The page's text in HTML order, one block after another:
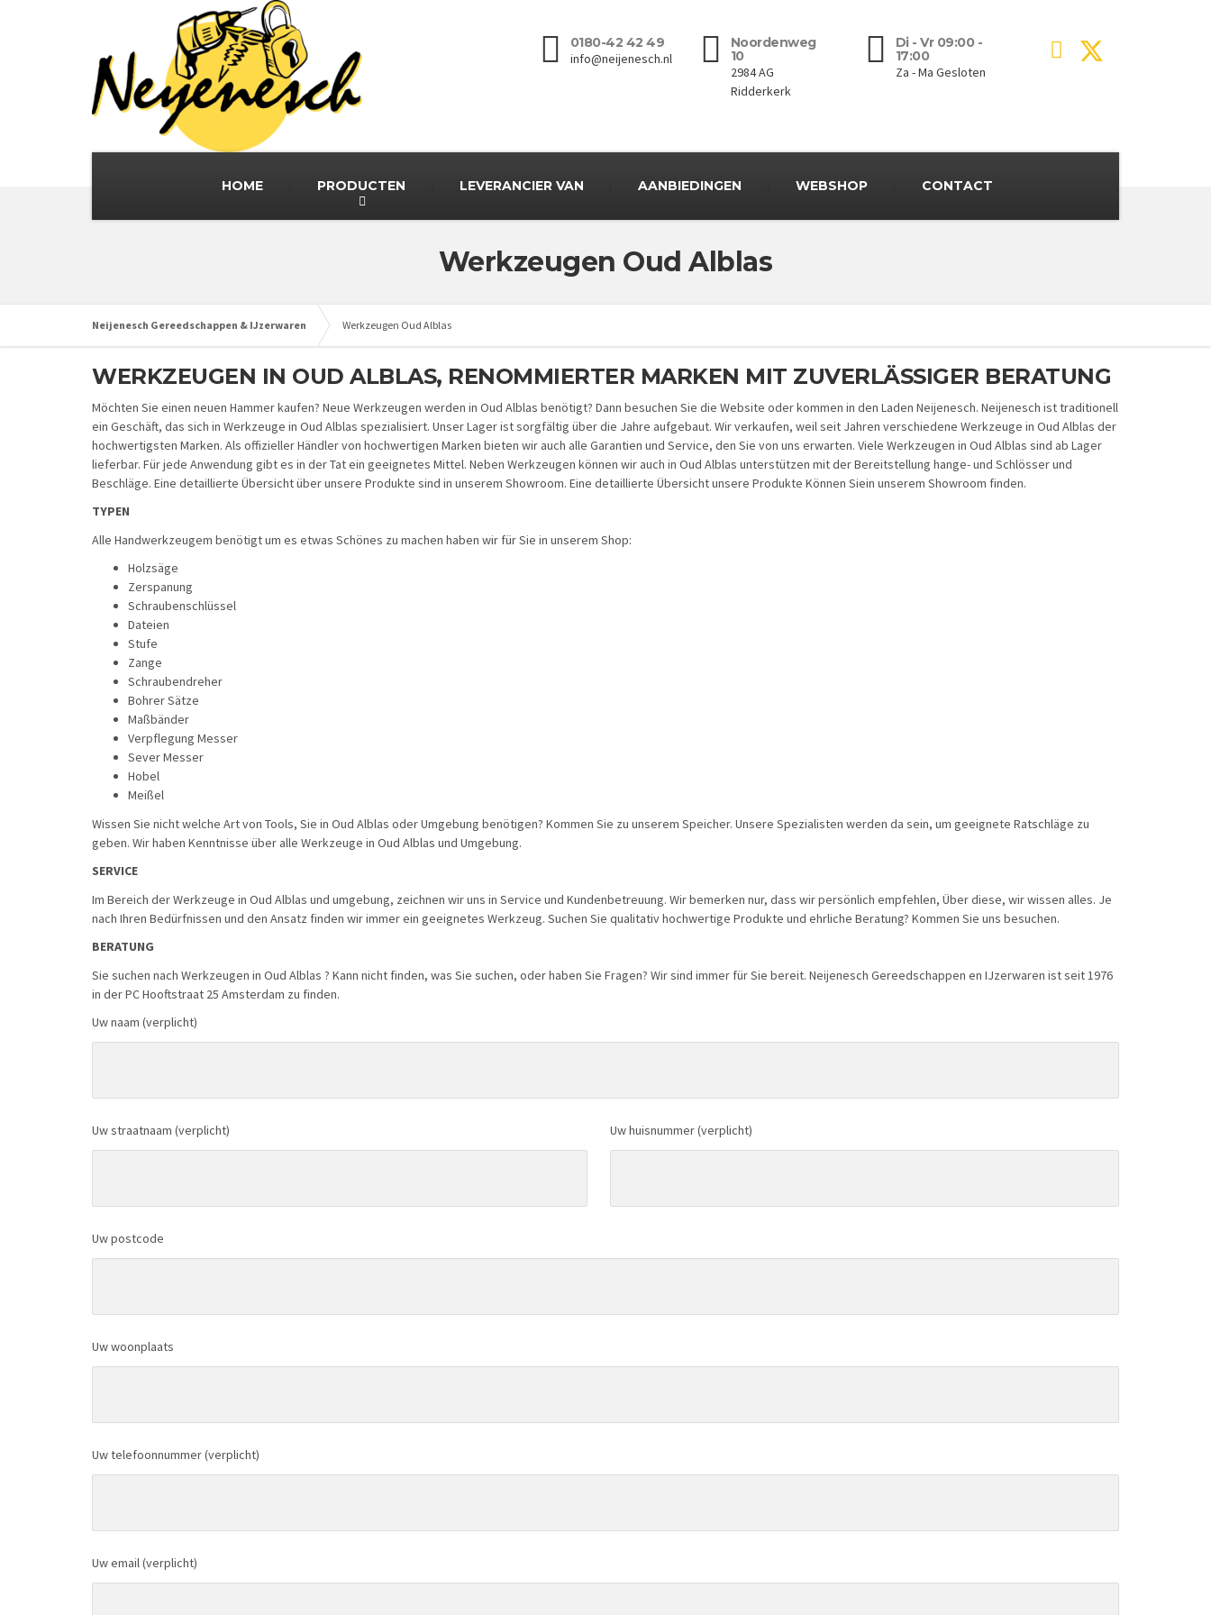
0180-42 42 49
info@neijenesch.nl
Noordenweg
10
2984 AG
Ridderkerk
Di - Vr 09:00 -
17:00
Za - Ma Gesloten
HOME PRODUCTEN LEVERANCIER VAN AANBIEDINGEN WEBSHOP CONTACT
Werkzeugen Oud Alblas
Neijenesch Gereedschappen & IJzerwaren Werkzeugen Oud Alblas
WERKZEUGEN IN OUD ALBLAS, RENOMMIERTER MARKEN MIT ZUVERLÄSSIGER BERATUNG
Möchten Sie einen neuen Hammer kaufen? Neue Werkzeugen werden in Oud Alblas benötigt? Dann besuchen Sie die Website oder kommen in den Laden Neijenesch. Neijenesch ist traditionell
ein Geschäft, das sich in Werkzeuge in Oud Alblas spezialisiert. Unser Lager ist sorgfältig über die Jahre aufgebaut. Wir verkaufen, weil seit Jahren verschiedene Werkzeuge in Oud Alblas der
hochwertigsten Marken. Als offizieller Händler von hochwertigen Marken bieten wir auch alle Garantien und Service, den Sie von uns erwarten. Viele Werkzeugen in Oud Alblas sind ab Lager
lieferbar. Für jede Anwendung gibt es in der Tat ein geeignetes Mittel. Neben Werkzeugen können wir auch in Oud Alblas unterstützen mit der Bereitstellung hange- und Schlösser und
Beschläge. Eine detaillierte Übersicht über unsere Produkte sind in unserem Showroom. Eine detaillierte Übersicht unsere Produkte Können Siein unserem Showroom finden.
TYPEN
Alle Handwerkzeugem benötigt um es etwas Schönes zu machen haben wir für Sie in unserem Shop:
Holzsäge
Zerspanung
Schraubenschlüssel
Dateien
Stufe
Zange
Schraubendreher
Bohrer Sätze
Maßbänder
Verpflegung Messer
Sever Messer
Hobel
Meißel
Wissen Sie nicht welche Art von Tools, Sie in Oud Alblas oder Umgebung benötigen? Kommen Sie zu unserem Speicher. Unsere Spezialisten werden da sein, um geeignete Ratschläge zu
geben. Wir haben Kenntnisse über alle Werkzeuge in Oud Alblas und Umgebung.
SERVICE
Im Bereich der Werkzeuge in Oud Alblas und umgebung, zeichnen wir uns in Service und Kundenbetreuung. Wir bemerken nur, dass wir persönlich empfehlen, Über diese, wir wissen alles. Je
nach Ihren Bedürfnissen und den Ansatz finden wir immer ein geeignetes Werkzeug. Suchen Sie qualitativ hochwertige Produkte und ehrliche Beratung? Kommen Sie uns besuchen.
BERATUNG
Sie suchen nach Werkzeugen in Oud Alblas ? Kann nicht finden, was Sie suchen, oder haben Sie Fragen? Wir sind immer für Sie bereit. Neijenesch Gereedschappen en IJzerwaren ist seit 1976
in der PC Hooftstraat 25 Amsterdam zu finden.
Uw naam (verplicht)
Uw straatnaam (verplicht) Uw huisnummer (verplicht)
Uw postcode
Uw woonplaats
Uw telefoonnummer (verplicht)
Uw email (verplicht)